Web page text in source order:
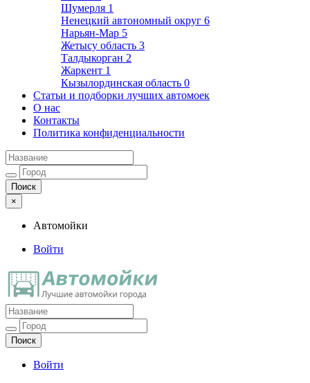
Шумерля 1
Ненецкий автономный округ 6
Нарьян-Мар 5
Жетысу область 3
Талдыкорган 2
Жаркент 1
Кызылординская область 0
Статьи и подборки лучших автомоек
О нас
Контакты
Политика конфиденциальности
×
Автомойки
Войти
Автомойки
Ещё один сайт на WordPress
Войти